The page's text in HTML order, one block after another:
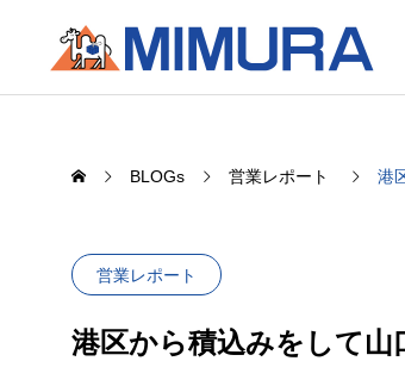
BLOGs 営業レポート 港
営業レポート
港区から積込みをして山